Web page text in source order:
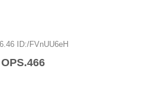
ID:/FVnUU6eH